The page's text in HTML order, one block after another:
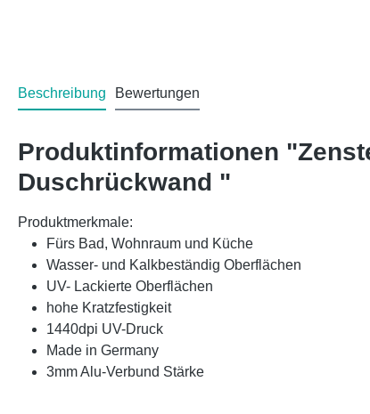
Beschreibung Bewertungen
Produktinformationen
Duschrückwand "
Produktmerkmale:
Fürs Bad, Wohnraum und Küche
Wasser- und Kalkbeständig Oberflächen
UV- Lackierte Oberflächen
hohe Kratzfestigkeit
1440dpi UV-Druck
Made in Germany
3mm Alu-Verbund Stärke